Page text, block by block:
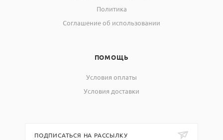
Политика
Соглашение об использовании
ПОМОЩЬ
Условия оплаты
Условия доставки
ПОДПИСАТЬСЯ НА РАССЫЛКУ